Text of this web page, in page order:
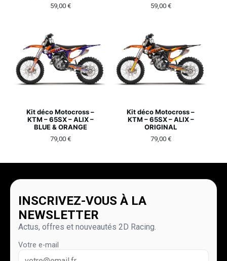
59,00 € 59,00 €
Kit déco Motocross –
KTM – 65SX – ALIX –
BLUE & ORANGE
79,00 €
Kit déco Motocross –
KTM – 65SX – ALIX –
ORIGINAL
79,00 €
INSCRIVEZ-VOUS À LA
NEWSLETTER
Actus, offres et nouveautés 2D Racing.
Votre e-mail